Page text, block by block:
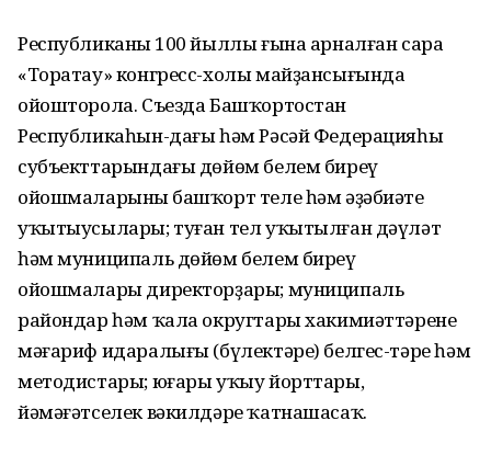
Республиканың 100 йыллы ғына арналған сара
«Торатау» конгресс-холы майҙансығында
ойошторола. Съезда Башҡортостан
Республикаһын-дағы һәм Рәсәй Федерацияһы
субъекттарындағы дөйөм белем биреү
ойошмаларының башҡорт теле һәм әҙәбиәте
уҡытыусылары; туған тел уҡытылған дәүләт
һәм муниципаль дөйөм белем биреү
ойошмалары директорҙары; муниципаль
райондар һәм ҡала округтары хакимиәттәренең
мәғариф идаралығы (бүлектәре) белгес-тәре һәм
методистары; юғары уҡыу йорттары,
йәмәғәтселек вәкилдәре ҡатнашасаҡ.